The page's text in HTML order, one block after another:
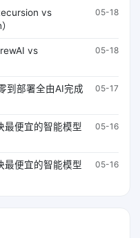
vs
05-18
vs
05-18
到部署全由AI完成
05-17
便宜的智能模型
05-16
便宜的智能模型
05-16